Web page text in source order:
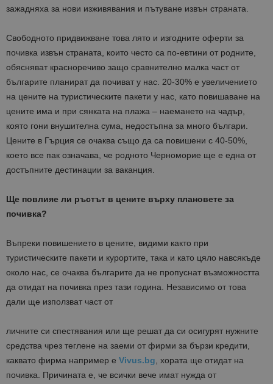
зажадняха за нови изживявания и пътуване извън страната.
Свободното придвижване това лято и изгодните оферти за
почивка извън страната, които често са по-евтини от родните,
обясняват красноречиво защо сравнително малка част от
българите планират да почиват у нас. 20-30% е увеличението
на цените на туристическите пакети у нас, като повишаване на
цените има и при сянката на плажа – наемането на чадър,
която гони внушителна сума, недостъпна за много българи.
Цените в Гърция се очаква също да са повишени с 40-50%,
което все пак означава, че родното Черноморие ще е една от
достъпните дестинации за ваканция.
Ще повлияе ли ръстът в цените върху плановете за
почивка?
Въпреки повишението в цените, видими както при
туристическите пакети и курортите, така и като цяло навсякъде
около нас, се очаква българите да не пропуснат възможността
да отидат на почивка през тази година. Независимо от това
дали ще използват част от
личните си спестявания или ще решат да си осигурят нужните
средства чрез теглене на заеми от фирми за бързи кредити,
каквато фирма например е Vivus.bg, хората ще отидат на
почивка. Причината е, че всички вече имат нужда от